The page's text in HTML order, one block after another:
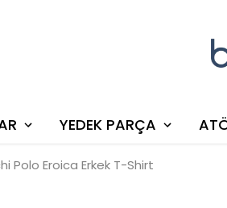
YEDEK PARÇA
Polo Eroica Erkek T-Shirt